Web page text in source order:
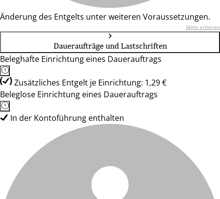
Änderung des Entgelts unter weiteren Voraussetzungen.
Mehr erfahren
Daueraufträge und Lastschriften
Beleghafte Einrichtung eines Dauerauftrags
Zusätzliches Entgelt je Einrichtung: 1,29 €
Beleglose Einrichtung eines Dauerauftrags
In der Kontoführung enthalten